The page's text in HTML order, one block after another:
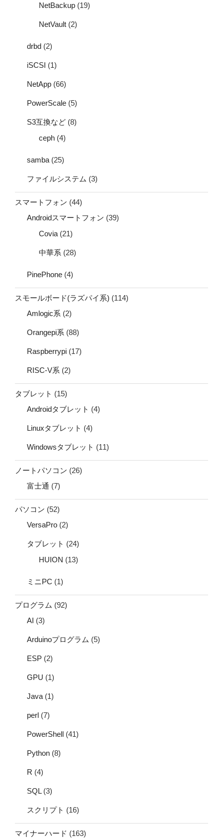
NetBackup (19)
NetVault (2)
drbd (2)
iSCSI (1)
NetApp (66)
PowerScale (5)
S3互換など (8)
ceph (4)
samba (25)
ファイルシステム (3)
スマートフォン (44)
Androidスマートフォン (39)
Covia (21)
中華系 (28)
PinePhone (4)
スモールボード(ラズパイ系) (114)
Amlogic系 (2)
Orangepi系 (88)
Raspberrypi (17)
RISC-V系 (2)
タブレット (15)
Androidタブレット (4)
Linuxタブレット (4)
Windowsタブレット (11)
ノートパソコン (26)
富士通 (7)
パソコン (52)
VersaPro (2)
タブレット (24)
HUION (13)
ミニPC (1)
プログラム (92)
AI (3)
Arduinoプログラム (5)
ESP (2)
GPU (1)
Java (1)
perl (7)
PowerShell (41)
Python (8)
R (4)
SQL(3)
スクリプト (16)
マイナーハード (163)